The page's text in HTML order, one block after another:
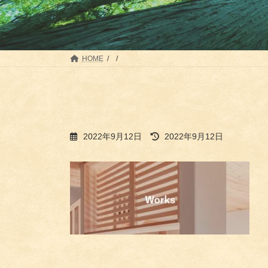
HOME
2022年9月12日
最
新
日
時
:
2022年9月12日